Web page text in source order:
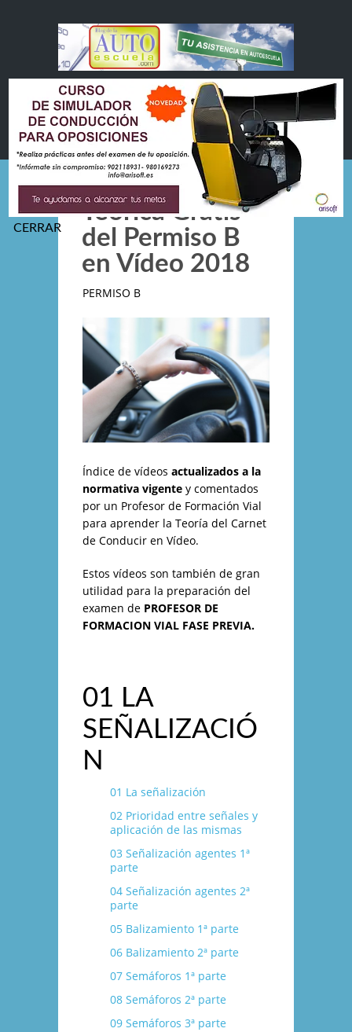
Teórica Gratis
del Permiso B
en Ví­deo 2018
PERMISO B
Índice de ví­deos actualizados a la
normativa vigentey comentados
por un Profesor de Formación Vial
para aprender la Teorí­a del Carnet
de Conducir en Ví­deo.
Estos ví­deos son también de gran
utilidad para la preparación del
examen de PROFESOR DE
FORMACION VIAL FASE PREVIA.
01 LA
SEÑALIZACIÓ
N
01 La señalización
02 Prioridad entre señales y
aplicación de las mismas
03 Señalización agentes 1ª
parte
04 Señalización agentes 2ª
parte
05 Balizamiento 1ª parte
06 Balizamiento 2ª parte
07 Semáforos 1ª parte
08 Semáforos 2ª parte
09 Semáforos 3ª parte